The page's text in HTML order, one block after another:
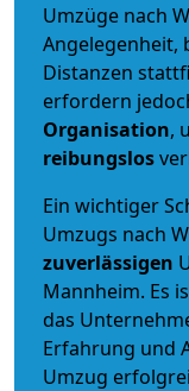
Umzüge nach
Angelegenheit,
Distanzen
erfordern
Organisation,
reibungslos
Ein wichtiger
Umzugs nach
zuverlässigen
Mannheim. Es
das
Erfahrung und
Umzug